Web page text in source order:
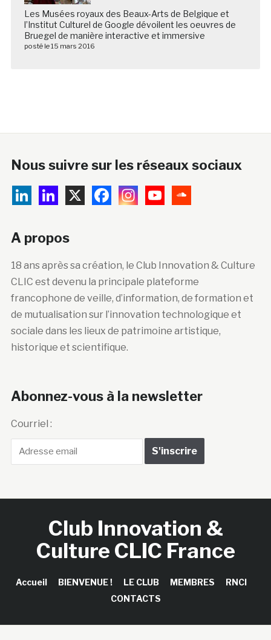
Les Musées royaux des Beaux-Arts de Belgique et
l’Institut Culturel de Google dévoilent les oeuvres de
Bruegel de manière interactive et immersive
posté le 15 mars 2016
Nous suivre sur les réseaux sociaux
A propos
18 ans après sa création, le Club Innovation & Culture
CLIC est devenu la principale plateforme
francophone de veille, d’information, de formation et
de mutualisation sur l’innovation technologique et
sociale dans les lieux de patrimoine artistique,
historique et scientifique.
Abonnez-vous à la newsletter
Courriel :
Club Innovation &
Culture CLIC France
Accueil BIENVENUE ! LE CLUB MEMBRES
RNCI
CONTACTS